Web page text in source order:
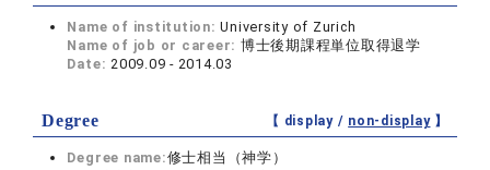
Name of institution:University of Zurich
Name of job or career: 博士後期課程単位取得退学
Date:2009.09 - 2014.03
Degree 【 display / non-display】
Degree name:修士相当（神学）